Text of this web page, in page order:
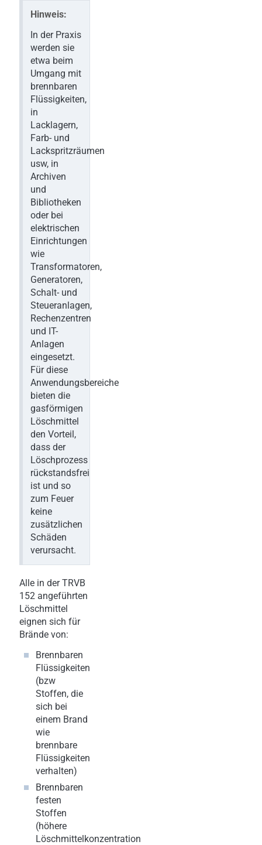
Hinweis:
In der Praxis
werden sie
etwa beim
Umgang mit
brennbaren
Flüssigkeiten,
in
Lacklagern,
Farb- und
Lackspritzräumen
usw, in
Archiven
und
Bibliotheken
oder bei
elektrischen
Einrichtungen
wie
Transformatoren,
Generatoren,
Schalt- und
Steueranlagen,
Rechenzentren
und IT-
Anlagen
eingesetzt.
Für diese
Anwendungsbereiche
bieten die
gasförmigen
Löschmittel
den Vorteil,
dass der
Löschprozess
rückstandsfrei
ist und so
zum Feuer
keine
zusätzlichen
Schäden
verursacht.
Alle in der TRVB
152 angeführten
Löschmittel
eignen sich für
Brände von:
Brennbaren
Flüssigkeiten
(bzw
Stoffen, die
sich bei
einem Brand
wie
brennbare
Flüssigkeiten
verhalten)
Brennbaren
festen
Stoffen
(höhere
Löschmittelkonzentration